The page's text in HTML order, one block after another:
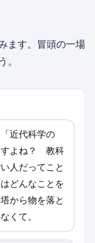
ます。冒頭の一場
。
近代科学の
すよね？ 教科
人だってこと
どんなことを
から物を落と
くて。